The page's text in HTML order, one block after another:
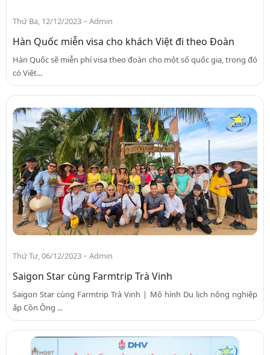
Thứ Ba, 12/12/2023 - Admin
Hàn Quốc miễn visa cho khách Việt đi theo Đoàn
Hàn Quốc sẽ miễn phí visa theo đoàn cho một số quốc gia, trong đó
có Việt...
Thứ Tư, 06/12/2023 - Admin
Saigon Star cùng Farmtrip Trà Vinh
Saigon Star cùng Farmtrip Trà Vinh | Mô hình Du lịch nông nghiệp
ấp Cồn Ông ...